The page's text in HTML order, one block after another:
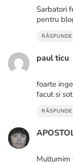
Sarbatori
pentru
RĂSPUNDE
paul ticu
foarte
facut si
RĂSPUNDE
Multumim